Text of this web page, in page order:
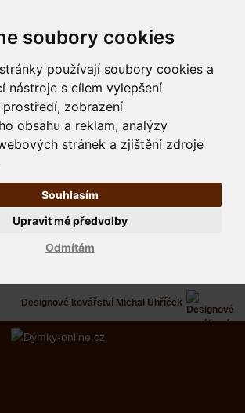
soubory cookies
používají soubory cookies a
nástroje s cílem vylepšení
zobrazení
obsahu a reklam, analýzy
stránek a zjištění zdroje
Souhlasím
Odmítám
Upravit mé předvolby
Designové kovářství Michal Uhříček